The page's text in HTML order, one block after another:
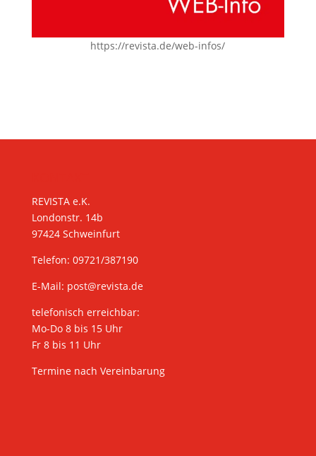
https://revista.de/web-infos/
REVISTA e.K.
Londonstr. 14b
97424 Schweinfurt
Telefon: 09721/387190
E-Mail: post@revista.de
telefonisch erreichbar:
Mo-Do 8 bis 15 Uhr
Fr 8 bis 11 Uhr
Termine nach Vereinbarung